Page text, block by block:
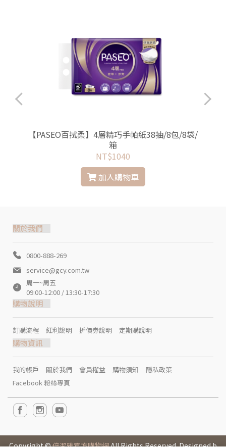
【PASEO百拭柔】4層精巧手帕紙38抽/8包/8袋/
箱
NT$1040
加入購物車
關於我們
0800-888-269
service@gcy.com.tw
周一~周五
09:00-12:00 / 13:30-17:30
購物說明
訂購流程 紅利說明 折價劵說明 定期購說明
購物資訊
我的帳戶 關於我們 會員權益 購物須知
隱私政策
Facebook 粉絲專頁
Copyright ©倍潔雅官方購物網All Rights Reserved. Designed b